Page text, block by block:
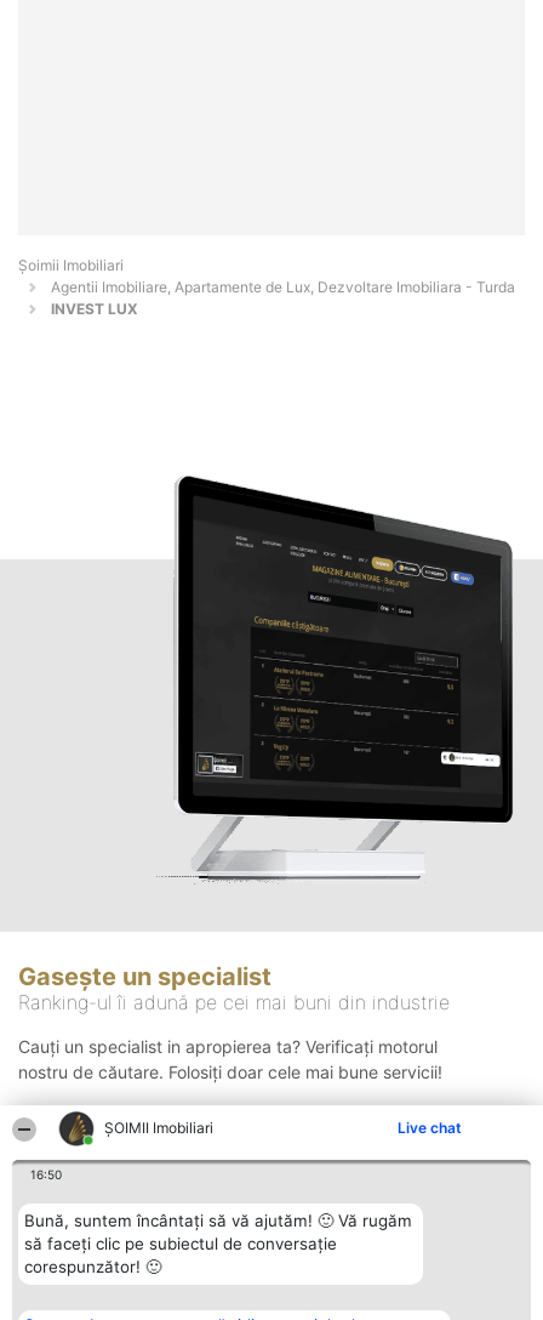
ȘOIMII Imobiliari Live chat
16:50
Bună, suntem încântați să vă ajutăm! 🙂 Vă rugăm
să faceți clic pe subiectul de conversație
corespunzător! 🙂
Șoimii Imobiliari
Agentii Imobiliare, Apartamente de Lux, Dezvoltare Imobiliara - Turda
INVEST LUX
Gasește un specialist
Ranking-ul îi adună pe cei mai buni din industrie
Cauți un specialist in apropierea ta? Verificați motorul
nostru de căutare. Folosiți doar cele mai bune servicii!